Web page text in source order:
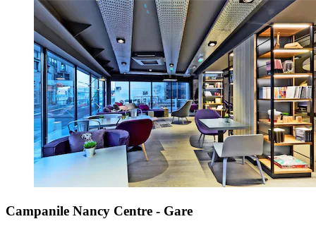
Campanile Nancy Centre - Gare